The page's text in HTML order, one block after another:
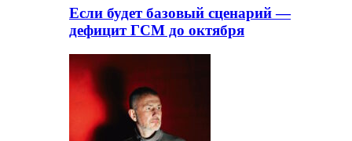
Если будет базовый сценарий —
дефицит ГСМ до октября